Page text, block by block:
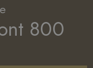
800